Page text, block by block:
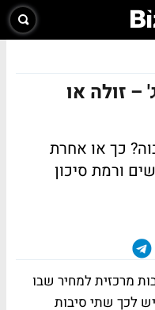
– זולה או
כך או אחרת
ורמת סיכון
מרכזית למחיר שבו
לכך שתי סיבות